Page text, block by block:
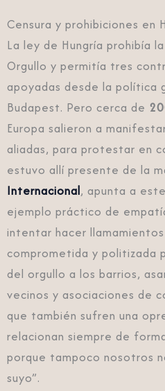
Censura y prohibiciones en
La ley de Hungría prohibía
Orgullo y permitía tres
apoyadas desde la política
Budapest. Pero cerca de
Europa salieron a
aliadas, para protestar en
estuvo allí presente de la
Internacional, apunta a
ejemplo práctico de
intentar hacer
comprometida y politizada
del orgullo a los barrios,
vecinos y asociaciones de
que también sufren una
relacionan siempre de
porque tampoco nosotros
suyo”.